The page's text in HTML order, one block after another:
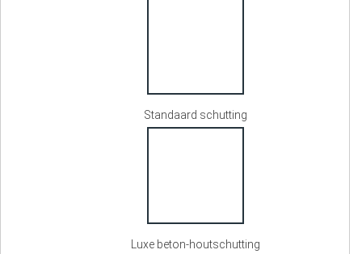
Standaard schutting
Luxe beton-houtschutting